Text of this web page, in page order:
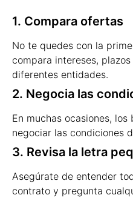
1. Compara ofertas
No te quedes con la
compara intereses,
diferentes entidades.
2. Negocia las
En muchas ocasiones,
negociar las condiciones
3. Revisa la letra
Asegúrate de entender
contrato y pregunta